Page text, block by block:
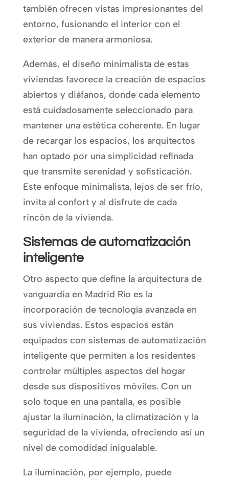
también ofrecen vistas impresionantes del
entorno, fusionando el interior con el
exterior de manera armoniosa.
Además, el diseño minimalista de estas
viviendas favorece la creación de espacios
abiertos y diáfanos, donde cada elemento
está cuidadosamente seleccionado para
mantener una estética coherente. En lugar
de recargar los espacios, los arquitectos
han optado por una simplicidad refinada
que transmite serenidad y sofisticación.
Este enfoque minimalista, lejos de ser frío,
invita al confort y al disfrute de cada
rincón de la vivienda.
Sistemas de automatización
inteligente
Otro aspecto que define la arquitectura de
vanguardia en Madrid Río es la
incorporación de tecnología avanzada en
sus viviendas. Estos espacios están
equipados con sistemas de automatización
inteligente que permiten a los residentes
controlar múltiples aspectos del hogar
desde sus dispositivos móviles. Con un
solo toque en una pantalla, es posible
ajustar la iluminación, la climatización y la
seguridad de la vivienda, ofreciendo así un
nivel de comodidad inigualable.
La iluminación, por ejemplo, puede